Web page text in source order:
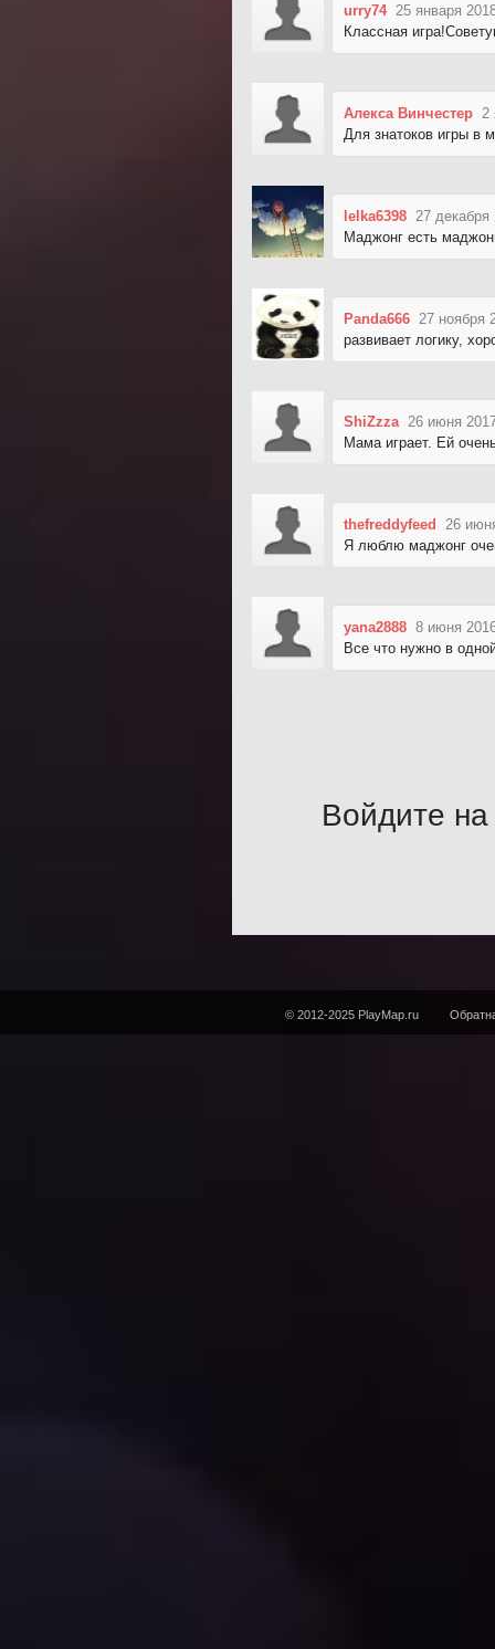
urry74 25 января
Классная
Алекса Винчестер 2
Для знатоков игры в
lelka6398 27 декабря
Маджонг есть
Panda666 27 ноября
развивает логику,
ShiZzza 26 июня
Мама играет. Ей
thefreddyfeed
26
Я люблю маджонг
yana2888 8 июня
Все что нужно в
Войдите на
© 2012-2025 PlayMap.ru